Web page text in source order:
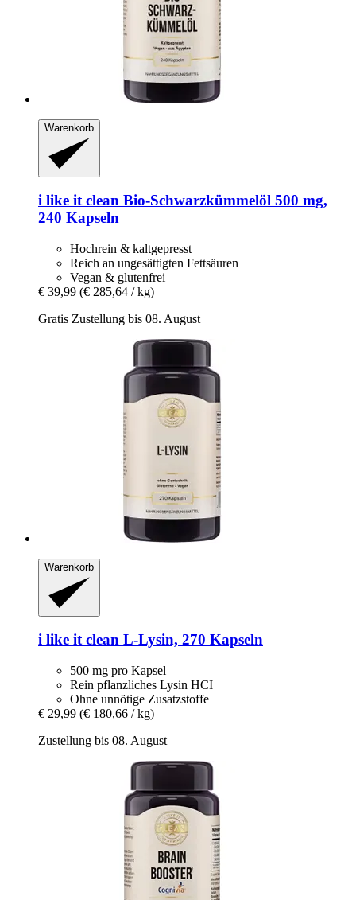
Warenkorb
i like it clean Bio-​Schwarzkümmelöl 500 mg,
240 Kapseln
Hochrein & kaltgepresst
Reich an ungesättigten Fettsäuren
Vegan & glutenfrei
€ 39,99 (€ 285,64 / kg)
Gratis Zustellung bis 08. August
Warenkorb
i like it clean L-​Lysin, 270 Kapseln
500 mg pro Kapsel
Rein pflanzliches Lysin HCI
Ohne unnötige Zusatzstoffe
€ 29,99 (€ 180,66 / kg)
Zustellung bis 08. August